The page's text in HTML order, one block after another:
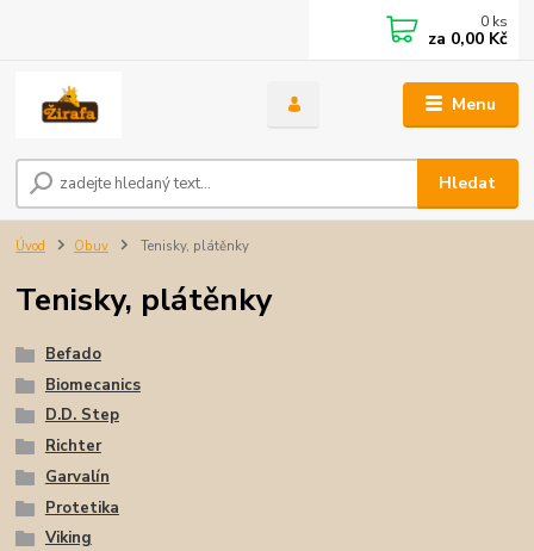
Menu
Hledat
0 ks
za 0,00 Kč
Úvod Obuv Tenisky, plátěnky
Tenisky, plátěnky
Befado
Biomecanics
D.D. Step
Richter
Garvalín
Protetika
Viking